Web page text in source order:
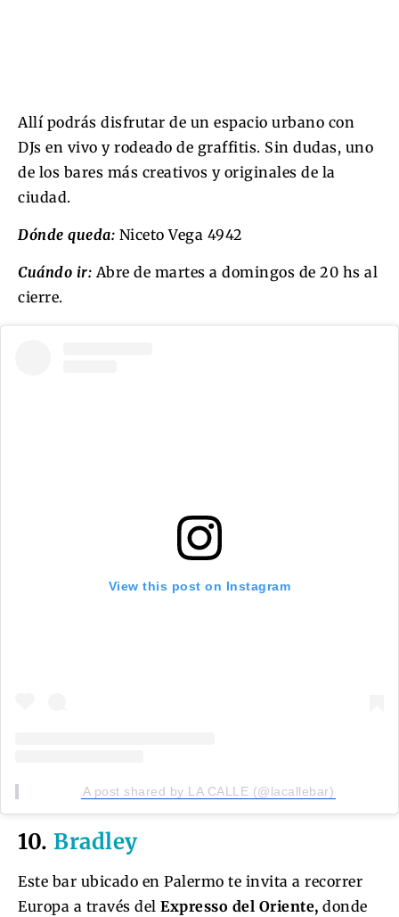
Allí podrás disfrutar de un espacio urbano con
DJs en vivo y rodeado de graffitis. Sin dudas, uno
de los bares más creativos y originales de la
ciudad.
Dónde queda: Niceto Vega 4942
Cuándo ir: Abre de martes a domingos de 20 hs al
cierre.
View this post on Instagram
A post shared by LA CALLE (@lacallebar)
10. Bradley
Este bar ubicado en Palermo te invita a recorrer
Europa a través del Expresso del Oriente, donde